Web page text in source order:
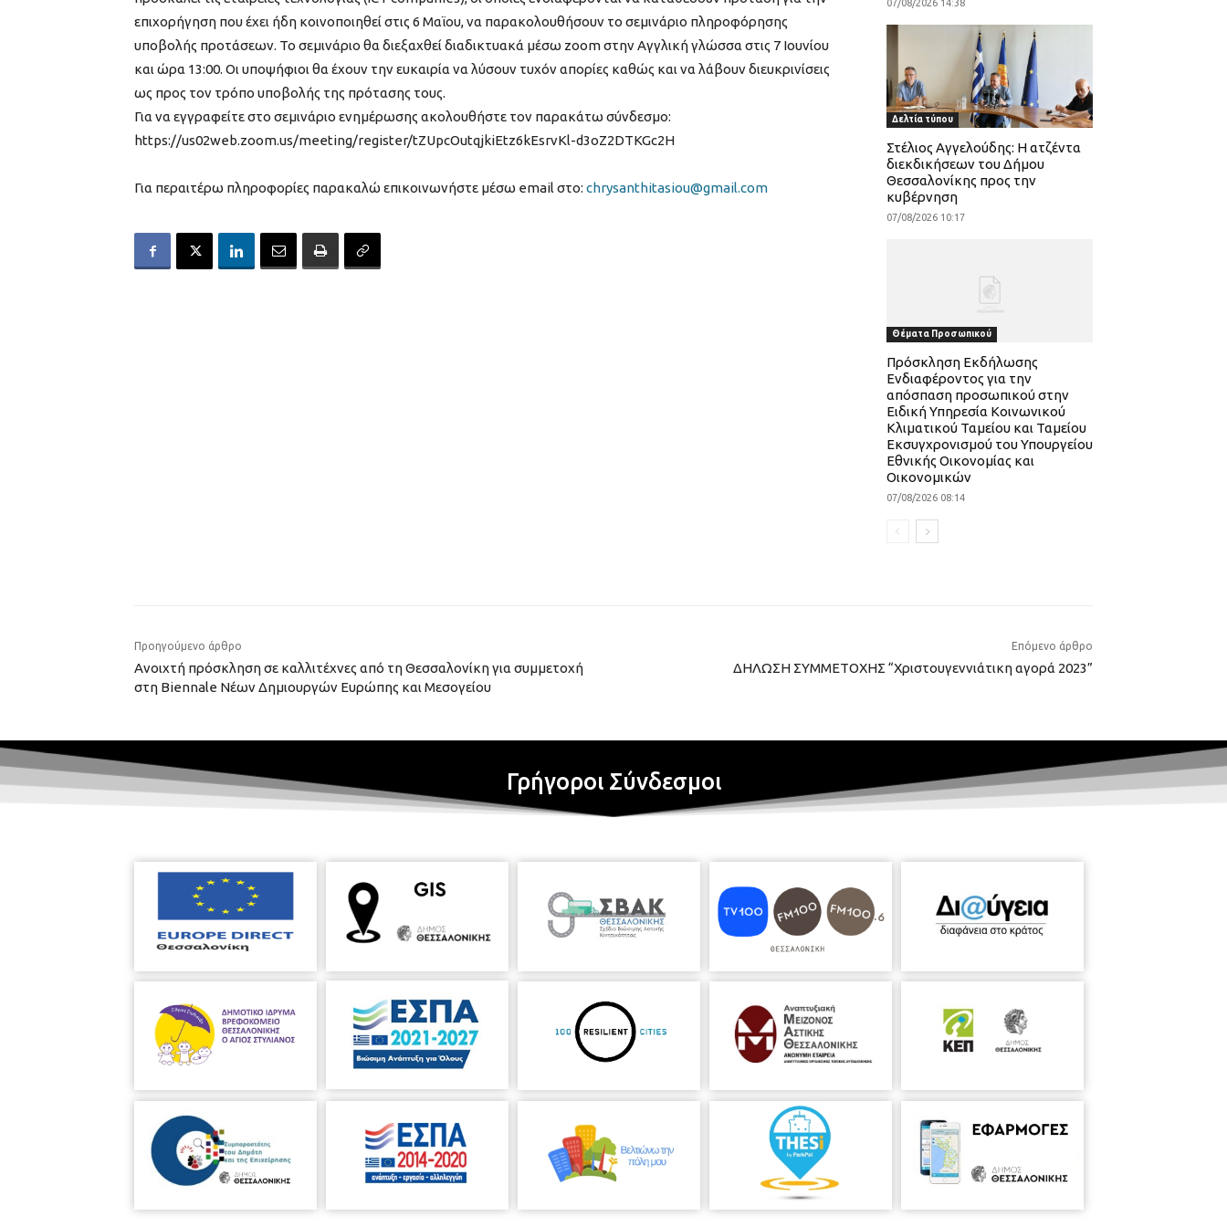
επιχορήγηση που έχει ήδη κοινοποιηθεί στις 6 Μαϊου, να παρακολουθήσουν το σεμινάριο πληροφόρησης
υποβολής προτάσεων. Το σεμινάριο θα διεξαχθεί διαδικτυακά μέσω zoom στην Αγγλική γλώσσα στις 7 Ιουνίου
και ώρα 13:00. Οι υποψήφιοι θα έχουν την ευκαιρία να λύσουν τυχόν απορίες καθώς και να λάβουν διευκρινίσεις
ως προς τον τρόπο υποβολής της πρότασης τους.
Για να εγγραφείτε στο σεμινάριο ενημέρωσης ακολουθήστε τον παρακάτω σύνδεσμο:
https://us02web.zoom.us/meeting/register/tZUpcOutqjkiEtz6kEsrvKl-d3oZ2DTKGc2H
Για περαιτέρω πληροφορίες παρακαλώ επικοινωνήστε μέσω email στο: chrysanthitasiou@gmail.com
07/08/2026 14:38
Δελτία τύπου
Στέλιος Αγγελούδης: Η ατζέντα
διεκδικήσεων του Δήμου
Θεσσαλονίκης προς την
κυβέρνηση
07/08/2026 10:17
Θέματα Προσωπικού
Πρόσκληση Εκδήλωσης
Ενδιαφέροντος για την
απόσπαση προσωπικού στην
Ειδική Υπηρεσία Κοινωνικού
Κλιματικού Ταμείου και Ταμείου
Εκσυγχρονισμού του Υπουργείου
Εθνικής Οικονομίας και
Οικονομικών
07/08/2026 08:14
Προηγούμενο άρθρο
Ανοιχτή πρόσκληση σε καλλιτέχνες από τη Θεσσαλονίκη για συμμετοχή
στη Biennale Νέων Δημιουργών Ευρώπης και Μεσογείου
Επόμενο άρθρο
ΔΗΛΩΣΗ ΣΥΜΜΕΤΟΧΗΣ “Χριστουγεννιάτικη αγορά 2023”
Γρήγοροι Σύνδεσμοι